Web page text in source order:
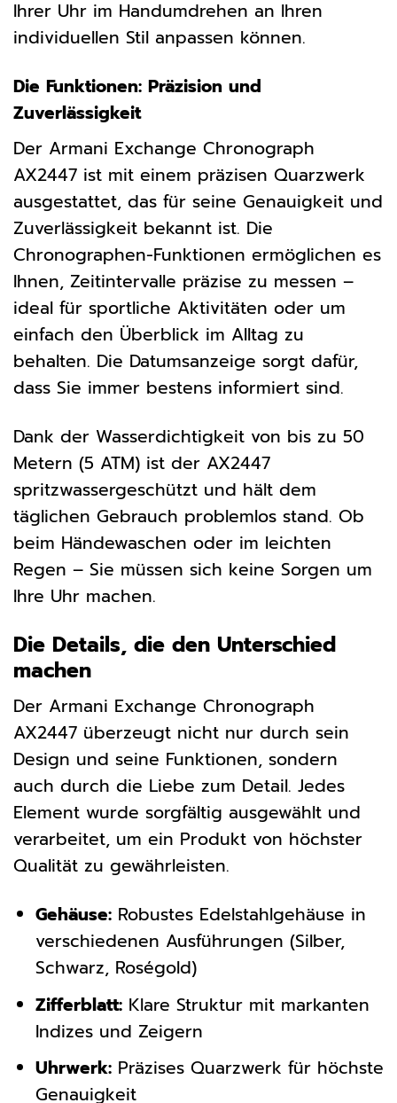
Ihrer Uhr im Handumdrehen an Ihren
individuellen Stil anpassen können.
Die Funktionen: Präzision und
Zuverlässigkeit
Der Armani Exchange Chronograph
AX2447 ist mit einem präzisen Quarzwerk
ausgestattet, das für seine Genauigkeit und
Zuverlässigkeit bekannt ist. Die
Chronographen-Funktionen ermöglichen es
Ihnen, Zeitintervalle präzise zu messen –
ideal für sportliche Aktivitäten oder um
einfach den Überblick im Alltag zu
behalten. Die Datumsanzeige sorgt dafür,
dass Sie immer bestens informiert sind.
Dank der Wasserdichtigkeit von bis zu 50
Metern (5 ATM) ist der AX2447
spritzwassergeschützt und hält dem
täglichen Gebrauch problemlos stand. Ob
beim Händewaschen oder im leichten
Regen – Sie müssen sich keine Sorgen um
Ihre Uhr machen.
Die Details, die den Unterschied
machen
Der Armani Exchange Chronograph
AX2447 überzeugt nicht nur durch sein
Design und seine Funktionen, sondern
auch durch die Liebe zum Detail. Jedes
Element wurde sorgfältig ausgewählt und
verarbeitet, um ein Produkt von höchster
Qualität zu gewährleisten.
Gehäuse:Robustes Edelstahlgehäuse in
verschiedenen Ausführungen (Silber,
Schwarz, Roségold)
Zifferblatt:Klare Struktur mit markanten
Indizes und Zeigern
Uhrwerk:Präzises Quarzwerk für höchste
Genauigkeit